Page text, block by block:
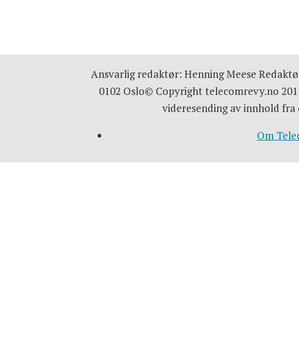
Ansvarlig redaktør: Henning Meese
0102 Oslo© Copyright telecomrevy.no
videresending av innhold
Om